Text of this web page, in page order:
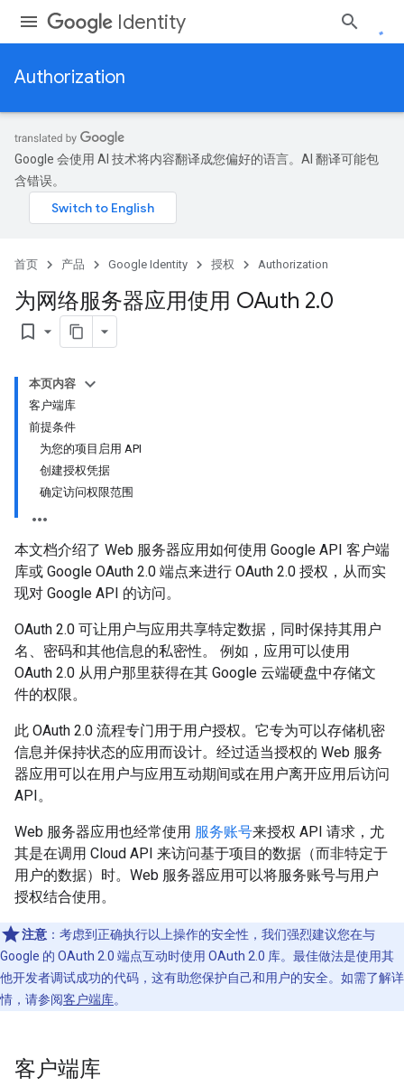
Identity
Authorization
Google 会使用 AI 技术将内容翻译成您偏好的语言。AI 翻译可能包
含错误。
首页 产品 Google Identity 授权 Authorization
为网络服务器应用使用 OAuth 2.0
bookmark_border
本页内容
客户端库
前提条件
为您的项目启用 API
创建授权凭据
确定访问权限范围
本文档介绍了 Web 服务器应用如何使用 Google API 客户端
库或 Google OAuth 2.0 端点来进行 OAuth 2.0 授权，从而实
现对 Google API 的访问。
OAuth 2.0 可让用户与应用共享特定数据，同时保持其用户
名、密码和其他信息的私密性。 例如，应用可以使用
OAuth 2.0 从用户那里获得在其 Google 云端硬盘中存储文
件的权限。
此 OAuth 2.0 流程专门用于用户授权。它专为可以存储机密
信息并保持状态的应用而设计。经过适当授权的 Web 服务
器应用可以在用户与应用互动期间或在用户离开应用后访问
API。
Web 服务器应用也经常使用 服务账号来授权 API 请求，尤
其是在调用 Cloud API 来访问基于项目的数据（而非特定于
用户的数据）时。Web 服务器应用可以将服务账号与用户
授权结合使用。
注意 ：考虑到正确执行以上操作的安全性，我们强烈建议您在与
Google 的 OAuth 2.0 端点互动时使用 OAuth 2.0 库。最佳做法是使用其
他开发者调试成功的代码，这有助您保护自己和用户的安全。如需了解详
情，请参阅客户端库。
客户端库